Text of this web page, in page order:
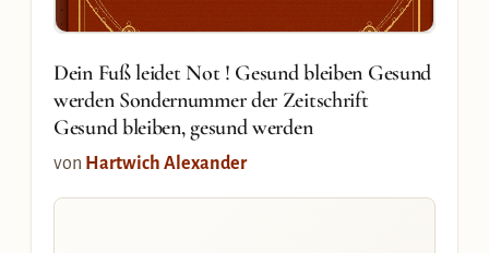
Dein Fuß leidet Not ! Gesund bleiben Gesund
werden Sondernummer der Zeitschrift
Gesund bleiben, gesund werden
von Hartwich Alexander